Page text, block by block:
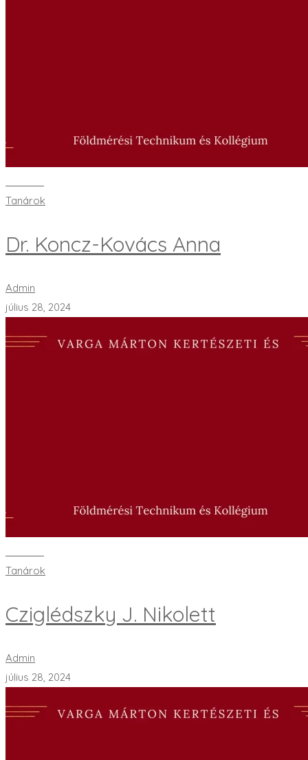
Tanárok
Dr. Koncz-Kovács Anna
Admin
július 28, 2024
Tanárok
Cziglédszky J. Nikolett
Admin
július 28, 2024